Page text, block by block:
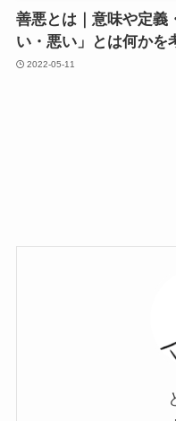
善悪とは｜意味や定義
い・悪い」とは何かを
2022-05-11